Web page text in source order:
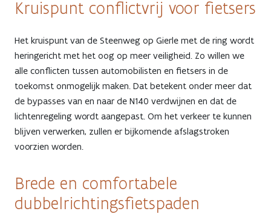
Kruispunt conflictvrij voor fietsers
Het kruispunt van de Steenweg op Gierle met de ring wordt
heringericht met het oog op meer veiligheid. Zo willen we
alle conflicten tussen automobilisten en fietsers in de
toekomst onmogelijk maken. Dat betekent onder meer dat
de bypasses van en naar de N140 verdwijnen en dat de
lichtenregeling wordt aangepast. Om het verkeer te kunnen
blijven verwerken, zullen er bijkomende afslagstroken
voorzien worden.
Brede en comfortabele
dubbelrichtingsfietspaden